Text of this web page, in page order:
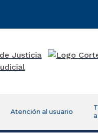
Atención al usuario